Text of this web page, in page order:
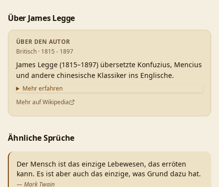
Über James Legge
ÜBER DEN AUTOR
Britisch · 1815 - 1897
James Legge (1815–1897) übersetzte Konfuzius, Mencius
und andere chinesische Klassiker ins Englische.
Mehr erfahren
Mehr auf Wikipedia
Ähnliche Sprüche
Der Mensch ist das einzige Lebewesen, das erröten
kann. Es ist aber auch das einzige, was Grund dazu hat.
— Mark Twain